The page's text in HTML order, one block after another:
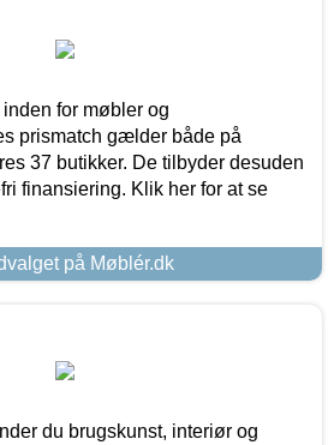
for møbler og
prismatch gælder både på
37 butikker. De tilbyder desuden
finansiering. Klik her for at se
på Møblér.dk
du brugskunst, interiør og